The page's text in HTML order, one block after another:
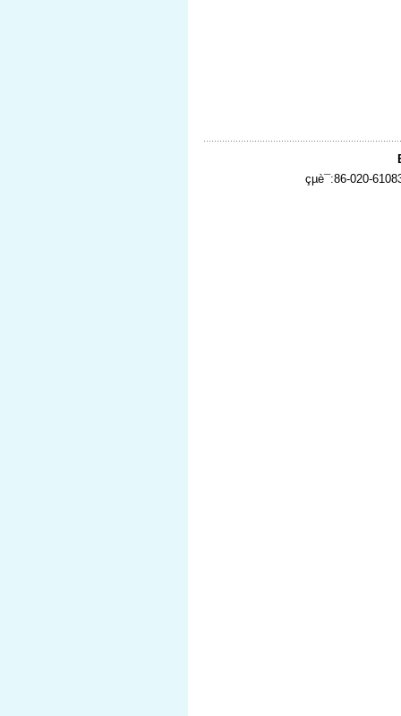
çµè¯:86-020-